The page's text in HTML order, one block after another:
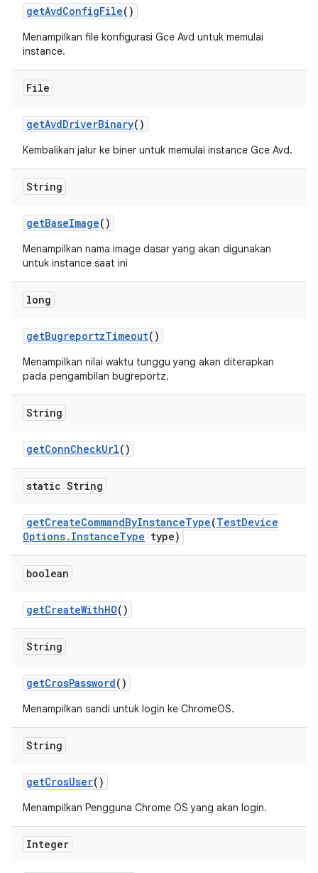
getAvdConfigFile()
Menampilkan file konfigurasi Gce Avd untuk memulai
instance.
File
getAvdDriverBinary()
Kembalikan jalur ke biner untuk memulai instance Gce Avd.
String
getBaseImage()
Menampilkan nama image dasar yang akan digunakan
untuk instance saat ini
long
getBugreportzTimeout()
Menampilkan nilai waktu tunggu yang akan diterapkan
pada pengambilan bugreportz.
String
getConnCheckUrl()
static String
getCreateCommandByInstanceType(TestDevice
Options. InstanceType type)
boolean
getCreateWithHO()
String
getCrosPassword()
Menampilkan sandi untuk login ke ChromeOS.
String
getCrosUser()
Menampilkan Pengguna Chrome OS yang akan login.
Integer